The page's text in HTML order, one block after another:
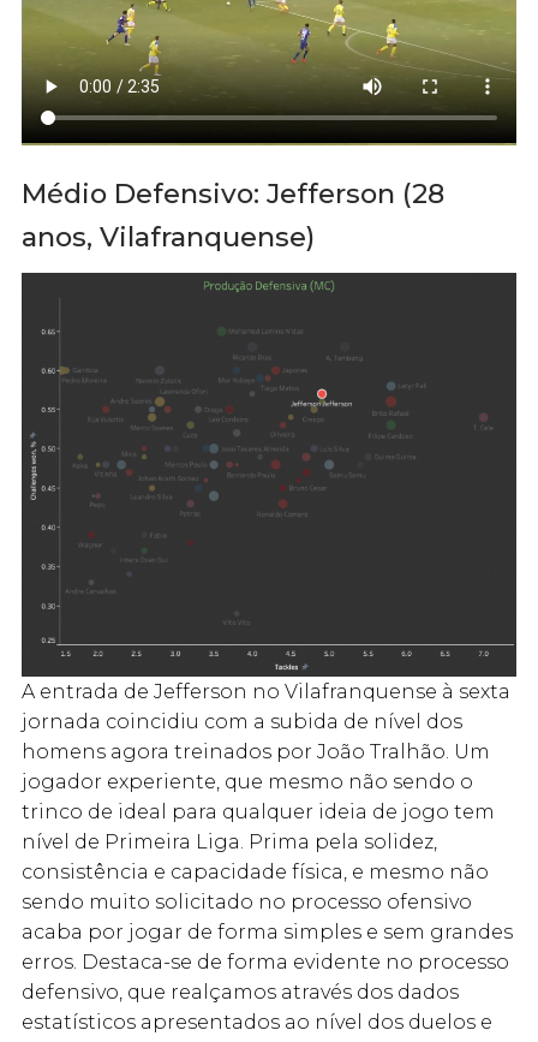
Médio Defensivo: Jefferson (28
anos, Vilafranquense)
A entrada de Jefferson no Vilafranquense à sexta
jornada coincidiu com a subida de nível dos
homens agora treinados por João Tralhão. Um
jogador experiente, que mesmo não sendo o
trinco de ideal para qualquer ideia de jogo tem
nível de Primeira Liga. Prima pela solidez,
consistência e capacidade física, e mesmo não
sendo muito solicitado no processo ofensivo
acaba por jogar de forma simples e sem grandes
erros. Destaca-se de forma evidente no processo
defensivo, que realçamos através dos dados
estatísticos apresentados ao nível dos duelos e